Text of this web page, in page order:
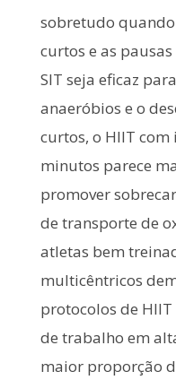
sobretudo
curtos e as
SIT seja eficaz
anaeróbios e o
curtos, o HIIT com
minutos parece
promover
de transporte de
atletas bem
multicêntricos
protocolos de
de trabalho em
maior proporção